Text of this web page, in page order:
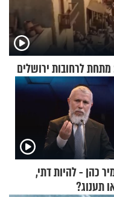
לרחובות ירושלים
כהן - להיות דתי,
תענוג?